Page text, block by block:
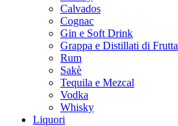
Calvados
Cognac
Gin e Soft Drink
Grappa e Distillati di Frutta
Rum
Sakè
Tequila e Mezcal
Vodka
Whisky
Liquori